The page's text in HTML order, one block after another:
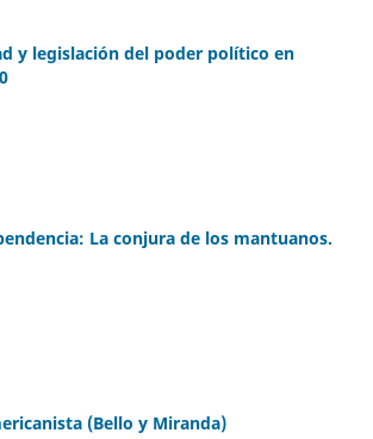
y legislación del poder político en
La conjura de los mantuanos.
(Bello y Miranda)